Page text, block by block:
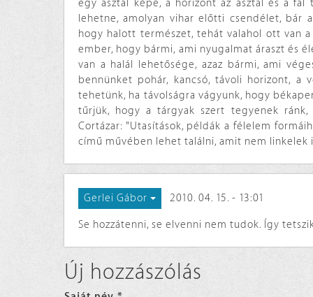
egy asztal képe, a horizont az asztal és a
lehetne, amolyan vihar előtti csendélet, bár
hogy halott természet, tehát valahol ott van
ember, hogy bármi, ami nyugalmat áraszt és
van a halál lehetősége, azaz bármi, ami
bennünket pohár, kancsó, távoli horizont, a
tehetünk, ha távolságra vágyunk, hogy
tűrjük, hogy a tárgyak szert tegyenek ránk,
Cortázar: "Utasítások, példák a félelem
című művében lehet találni, amit nem
Gerlei Gábor 2010. 04. 15. - 13:01
Se hozzátenni, se elvenni nem tudok. Így
Új hozzászólás